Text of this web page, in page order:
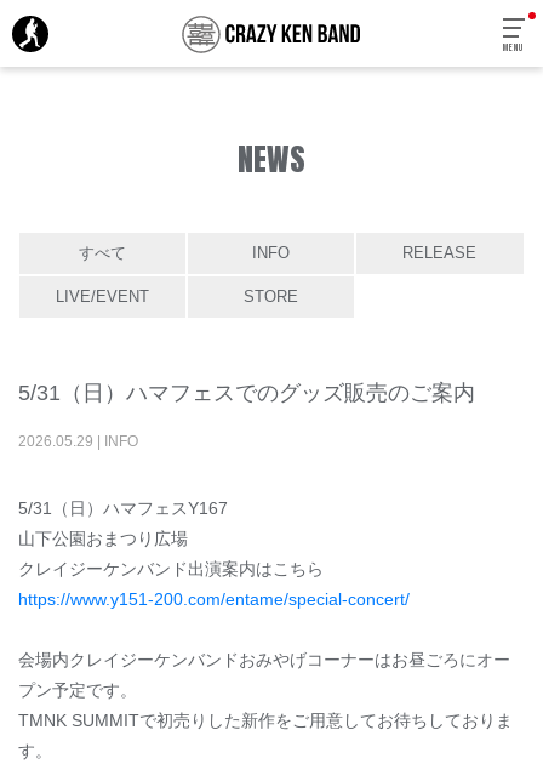
MENU
NEWS
すべて INFO RELEASE
LIVE/EVENT STORE
5/31（日）ハマフェスでのグッズ販売のご案内
2026.05.29 INFO
5/31（日）ハマフェスY167
山下公園おまつり広場
クレイジーケンバンド出演案内はこちら
https://www.y151-200.com/entame/special-concert/
会場内クレイジーケンバンドおみやげコーナーはお昼ごろにオー
プン予定です。
TMNK SUMMITで初売りした新作をご用意してお待ちしておりま
す。